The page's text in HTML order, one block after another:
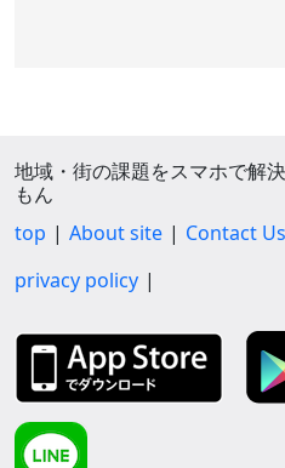
地域・街の課題をスマホで解
もん
top
About site Contact Us
privacy policy